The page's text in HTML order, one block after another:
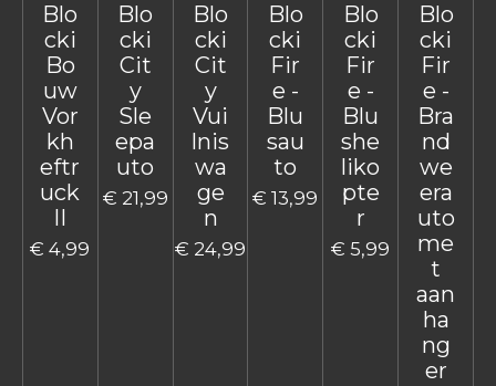
Blo
cki
Bo
uw
Vor
kh
eftr
uck
€ 4,99
Blo
cki
Cit
y
Sle
epa
uto
€ 21,99
Blo
cki
Cit
y
Vui
lnis
wa
ge
n
€ 24,99
Blo
cki
Fir
e -
Blu
sau
to
€ 13,99
Blo
cki
Fir
e -
Blu
she
liko
pte
r
€ 5,99
Blo
cki
Fir
e -
Bra
nd
we
era
uto
me
t
aan
ha
ng
er